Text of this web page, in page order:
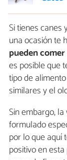
Si tienes canes
una ocasión te
pueden
es posible que
tipo de
similares y el
Sin embargo,
formulado
por lo que aquí
positivo en